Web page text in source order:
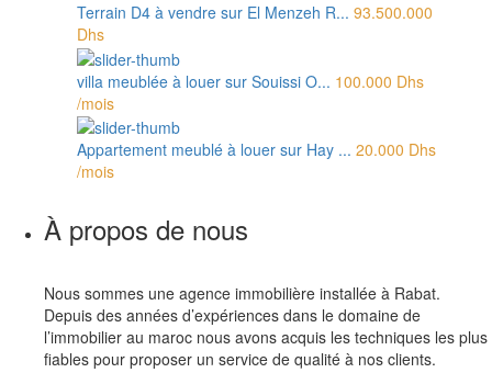
Terrain D4 à vendre sur El Menzeh R... 93.500.000
Dhs
villa meublée à louer sur Souissi O... 100.000 Dhs
/mois
Appartement meublé à louer sur Hay ... 20.000 Dhs
/mois
À propos de nous
Nous sommes une agence immobilière installée à Rabat.
Depuis des années d’expériences dans le domaine de
l’immobilier au maroc nous avons acquis les techniques les plus
fiables pour proposer un service de qualité à nos clients.